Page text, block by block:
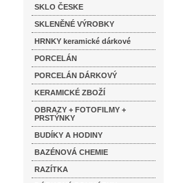
SKLO ČESKE
SKLENĚNÉ VÝROBKY
HRNKY keramické dárkové
PORCELÁN
PORCELÁN DÁRKOVÝ
KERAMICKÉ ZBOŽÍ
OBRAZY + FOTOFILMY +
PRSTÝNKY
BUDÍKY A HODINY
BAZÉNOVÁ CHEMIE
RAZÍTKA